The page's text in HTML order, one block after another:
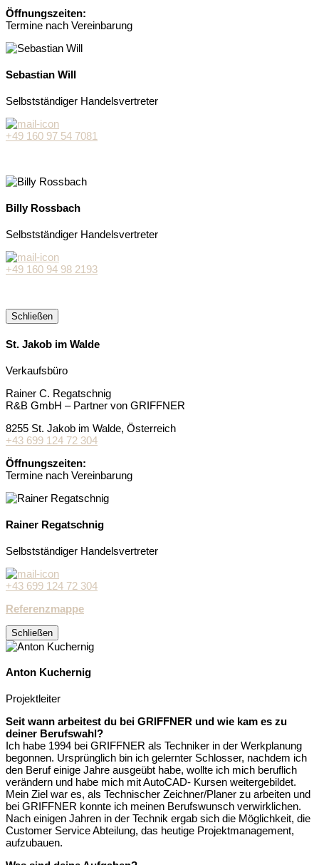
Öffnungszeiten:
Termine nach Vereinbarung
Sebastian Will
Selbstständiger Handelsvertreter
+49 160 97 54 7081
Billy Rossbach
Selbstständiger Handelsvertreter
+49 160 94 98 2193
Schließen
St. Jakob im Walde
Verkaufsbüro
Rainer C. Regatschnig
R&B GmbH – Partner von GRIFFNER
8255 St. Jakob im Walde, Österreich
+43 699 124 72 304
Öffnungszeiten:
Termine nach Vereinbarung
Rainer Regatschnig
Selbstständiger Handelsvertreter
+43 699 124 72 304
Referenzmappe
Schließen
Anton Kuchernig
Projektleiter
Seit wann arbeitest du bei GRIFFNER und wie kam es zu
deiner Berufswahl?
Ich habe 1994 bei GRIFFNER als Techniker in der Werkplanung
begonnen. Ursprünglich bin ich gelernter Schlosser, nachdem ich
den Beruf einige Jahre ausgeübt habe, wollte ich mich beruflich
verändern und habe mich mit AutoCAD- Kursen weitergebildet.
Mein Ziel war es, als Technischer Zeichner/Planer zu arbeiten und
bei GRIFFNER konnte ich meinen Berufswunsch verwirklichen.
Nach einigen Jahren in der Technik ergab sich die Möglichkeit, die
Customer Service Abteilung, das heutige Projektmanagement,
aufzubauen.